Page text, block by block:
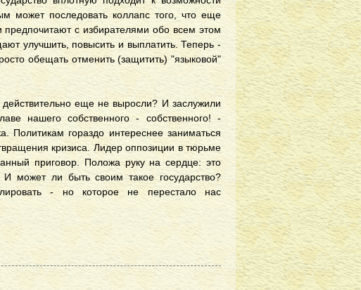
может последовать коллапс того, что еще
предпочитают с избирателями обо всем этом
улучшить, повысить и выплатить. Теперь -
обещать отменить (защитить) "языковой"
еще не выросли? И заслужили
нашего собственного - собственного! -
Политикам гораздо интереснее заниматься
кризиса. Лидер оппозиции в тюрьме
приговор. Положа руку на сердце: это
может ли быть своим такое государство?
- но которое не перестало нас